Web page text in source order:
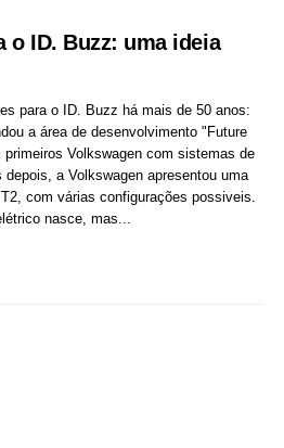
o ID. Buzz: uma ideia
para o ID. Buzz há mais de 50 anos:
a área de desenvolvimento "Future
Volkswagen com sistemas de
a Volkswagen apresentou uma
com várias configurações possiveis.
nasce, mas...